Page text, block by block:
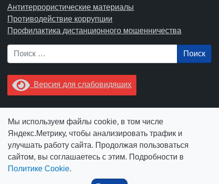
Антитеррористические материалы
Противодействие коррупции
Профилактика дистанционного мошенничества
Поиск
Версия для слабовидящих
Ctrl+Enter.
© АУ "ЮграМегаСпорт" 2026
Мы используем файлы cookie, в том числе
Яндекс.Метрику, чтобы анализировать трафик и
улучшать работу сайта. Продолжая пользоваться
сайтом, вы соглашаетесь с этим. Подробности в
Политике Cookie.